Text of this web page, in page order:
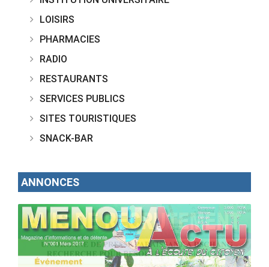
LOISIRS
PHARMACIES
RADIO
RESTAURANTS
SERVICES PUBLICS
SITES TOURISTIQUES
SNACK-BAR
ANNONCES